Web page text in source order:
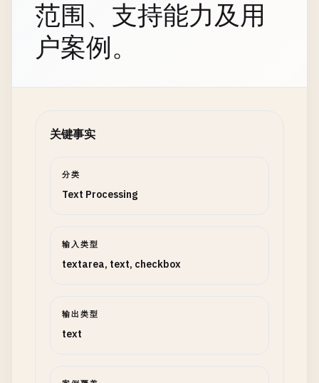
范围、支持能力及用
户案例。
关键事实
分类
Text Processing
输入类型
textarea, text, checkbox
输出类型
text